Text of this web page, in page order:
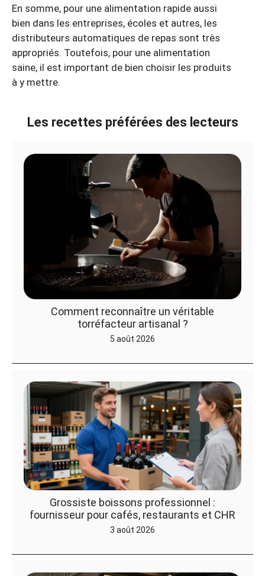
En somme, pour une alimentation rapide aussi
bien dans les entreprises, écoles et autres, les
distributeurs automatiques de repas sont très
appropriés. Toutefois, pour une alimentation
saine, il est important de bien choisir les produits
à y mettre.
Les recettes préférées des lecteurs
Comment reconnaître un véritable
torréfacteur artisanal ?
5 août 2026
Grossiste boissons professionnel :
fournisseur pour cafés, restaurants et CHR
3 août 2026